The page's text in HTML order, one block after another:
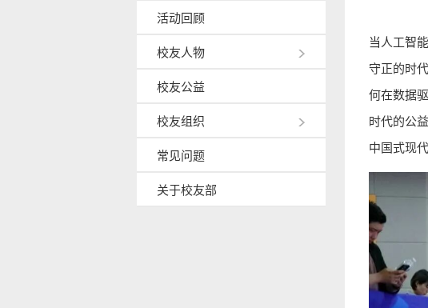
活动回顾
校友人物
校友公益
校友组织
常见问题
关于校友部
当人工智
守正的时
何在数据
时代的公
中国式现